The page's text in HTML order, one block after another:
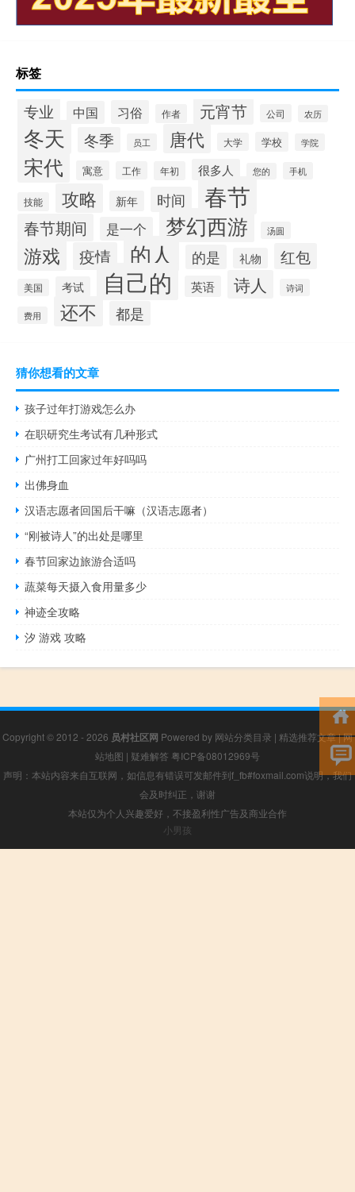
标签
专业 中国 习俗 作者 元宵节 公司 农历
冬天 冬季 员工 唐代 大学 学校 学院
宋代 寓意 工作 年初 很多人 您的 手机
技能 攻略 新年 时间 春节
春节期间 是一个 梦幻西游 汤圆
游戏 疫情 的人 的是 礼物 红包
美国 考试 自己的 英语 诗人 诗词
费用 还不 都是
猜你想看的文章
孩子过年打游戏怎么办
在职研究生考试有几种形式
广州打工回家过年好吗吗
出佛身血
汉语志愿者回国后干嘛（汉语志愿者）
“刚被诗人”的出处是哪里
春节回家边旅游合适吗
蔬菜每天摄入食用量多少
神迹全攻略
汐 游戏 攻略
Copyright © 2012 - 2026 员村社区网 Powered by 网站分类目录 | 精选推荐文章|网
站地图 | 疑难解答 粤ICP备08012969号
声明：本站内容来自互联网，如信息有错误可发邮件到f_fb#foxmail.com说明，我们
会及时纠正，谢谢
本站仅为个人兴趣爱好，不接盈利性广告及商业合作
小男孩